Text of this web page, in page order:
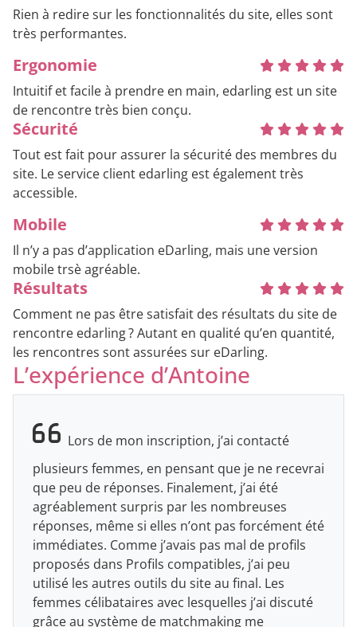
Rien à redire sur les fonctionnalités du site, elles sont
très performantes.
Ergonomie
Intuitif et facile à prendre en main, edarling est un site
de rencontre très bien conçu.
Sécurité
Tout est fait pour assurer la sécurité des membres du
site. Le service client edarling est également très
accessible.
Mobile
Il n’y a pas d’application eDarling, mais une version
mobile trsè agréable.
Résultats
Comment ne pas être satisfait des résultats du site de
rencontre edarling ? Autant en qualité qu’en quantité,
les rencontres sont assurées sur eDarling.
L’expérience d’Antoine
Lors de mon inscription, j’ai contacté
plusieurs femmes, en pensant que je ne recevrai
que peu de réponses. Finalement, j’ai été
agréablement surpris par les nombreuses
réponses, même si elles n’ont pas forcément été
immédiates. Comme j’avais pas mal de profils
proposés dans Profils compatibles, j’ai peu
utilisé les autres outils du site au final. Les
femmes célibataires avec lesquelles j’ai discuté
grâce au système de matchmaking me